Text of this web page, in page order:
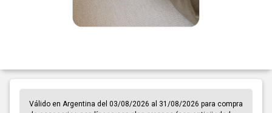
Válido en Argentina del 03/08/2026 al 31/08/2026 para compra